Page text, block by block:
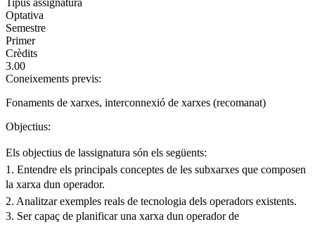
Optativa
Semestre
Primer
Crèdits
3.00
Coneixements previs:
Fonaments de xarxes, interconnexió de xarxes (recomanat)
Objectius:
Els objectius de lassignatura són els següents:
1. Entendre els principals conceptes de les subxarxes que composen
la xarxa dun operador.
2. Analitzar exemples reals de tecnologia dels operadors existents.
3. Ser capaç de planificar una xarxa dun operador de